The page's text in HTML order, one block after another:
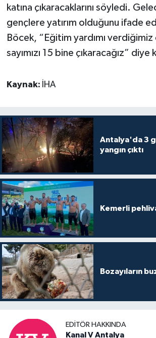
katına çıkaracaklarını söyledi.
gençlere yatırım olduğunu ifade
Böcek, “Eğitim yardımı
sayımızı 15 bine çıkaracağız” diye
Kaynak: İHA
Antalya'da 3
yangın çıktı
Kemerli
Bozayıların
EDITÖR HAKKINDA
Kanal V Antalya